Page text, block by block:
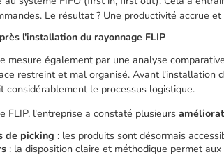
Le résultat ? Une productivité accrue
l'installation du rayonnage FLIP
mesure également par une analyse
restreint et mal organisé. Avant
considérablement le processus logistique.
FLIP, l'entreprise a constaté plusieurs
de picking : les produits sont désormais
: la disposition claire et méthodique permet